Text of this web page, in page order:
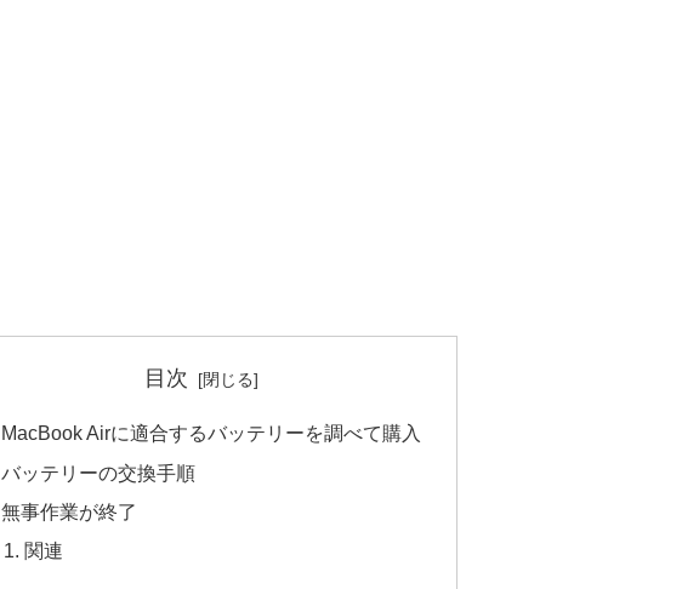
目次
MacBook Airに適合するバッテリーを調べて購入
バッテリーの交換手順
無事作業が終了
関連